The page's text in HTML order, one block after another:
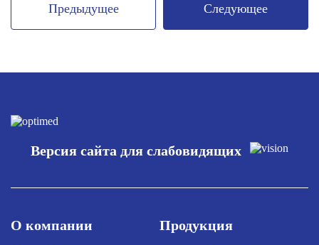
Предыдущее Следующее
Версия сайта для слабовидящих
О компании Продукция